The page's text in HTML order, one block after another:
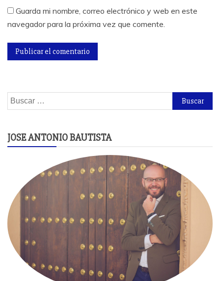
Guarda mi nombre, correo electrónico y web en este
navegador para la próxima vez que comente.
Buscar:
JOSE ANTONIO BAUTISTA